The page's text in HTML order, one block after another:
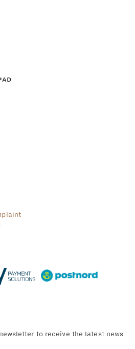
to receive the latest news